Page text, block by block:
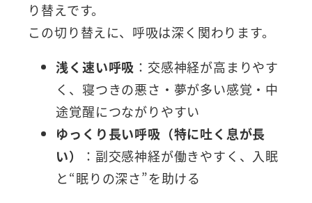
り替えです。
この切り替えに、呼吸は深く関わります。
浅く速い呼吸 ：交感神経が高まりやす
く、寝つきの悪さ・夢が多い感覚・中
途覚醒につながりやすい
ゆっくり長い呼吸（特に吐く息が長
い）
：副交感神経が働きやすく、入眠
と“眠りの深さ”を助ける